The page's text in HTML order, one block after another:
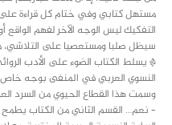
مستهل كتابي وفي ختام كل قراءة على
التفكيك ليس الوجه الآخر لفهم الواقع
سيظل صلبا ومستعصيا على التلاشي،
* يسلط الكتاب الضوء على الأدب
النسوي العربي في المنفى بوجه خاص،
وسمت هذا القطاع الحيوي من السرد
– نعم… القسم الثاني من الكتاب